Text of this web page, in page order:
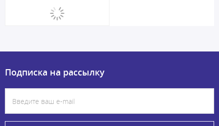
Подписка на рассылку